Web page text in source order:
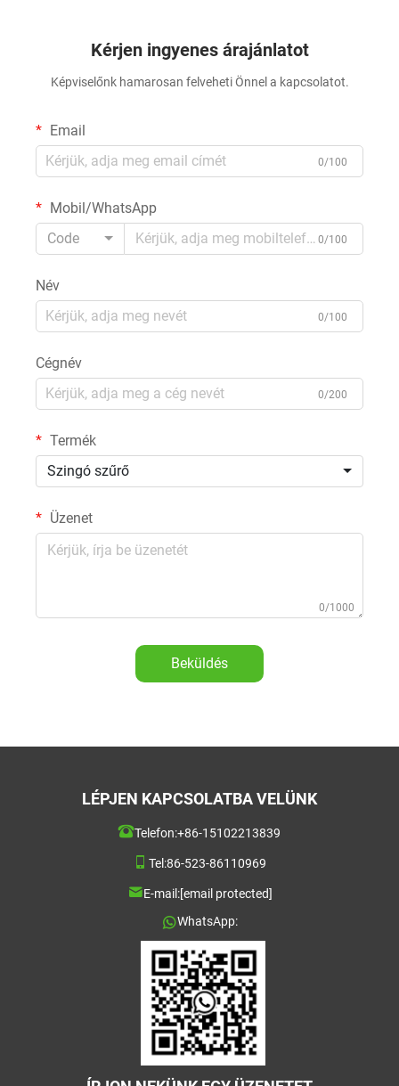
Kérjen ingyenes árajánlatot
Képviselőnk hamarosan felveheti Önnel a kapcsolatot.
Email
0/100
Mobil/WhatsApp
Code
0/100
Név
0/100
Cégnév
0/200
Termék
Szingó szűrő
Üzenet
0/1000
Beküldés
LÉPJEN KAPCSOLATBA VELÜNK
Telefon:+86-15102213839
Tel:86-523-86110969
E-mail:[email protected]
WhatsApp: